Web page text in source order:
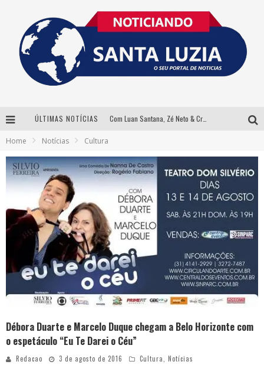
ÚLTIMAS NOTÍCIAS Com Luan Santana, Zé Neto & Cristiano e outros grandes nomes, 56ª Expô Barbacena divulga programação completa
Equilibrista faz festa com Bnegão e Babadan para lançar seu novo drink: Chablauzin
Home Notícias Cultura
Débora Duarte e Marcelo Duque chegam a Belo Horizonte com
o espetáculo “Eu Te Darei o Céu”
Redacao 3 de agosto de 2016 Cultura, Notícias